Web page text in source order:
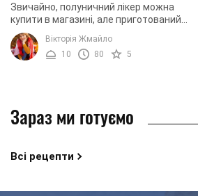
Звичайно, полуничний лікер можна
купити в магазині, але приготований у
домашніх умовах – більш
натуральний і дешевший, а на смак
майже не ...
Вікторія Жмайло
10
80 5
Зараз ми готуємо
Всі рецепти